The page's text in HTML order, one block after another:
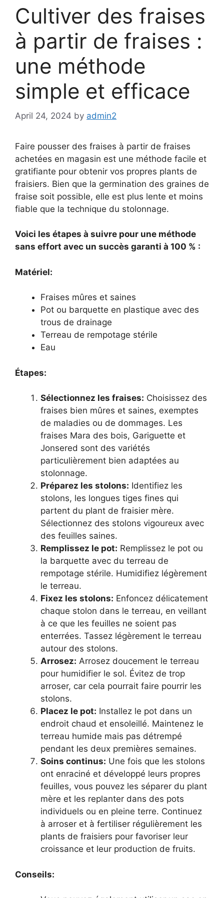
Cultiver des fraises
à partir de fraises :
une méthode
simple et efficace
April 24, 2024 by admin2
Faire pousser des fraises à partir de fraises
achetées en magasin est une méthode facile et
gratifiante pour obtenir vos propres plants de
fraisiers. Bien que la germination des graines de
fraise soit possible, elle est plus lente et moins
fiable que la technique du stolonnage.
Voici les étapes à suivre pour une méthode
sans effort avec un succès garanti à 100 % :
Matériel:
Fraises mûres et saines
Pot ou barquette en plastique avec des
trous de drainage
Terreau de rempotage stérile
Eau
Étapes:
Sélectionnez les fraises: Choisissez des
fraises bien mûres et saines, exemptes
de maladies ou de dommages. Les
fraises Mara des bois, Gariguette et
Jonsered sont des variétés
particulièrement bien adaptées au
stolonnage.
Préparez les stolons: Identifiez les
stolons, les longues tiges fines qui
partent du plant de fraisier mère.
Sélectionnez des stolons vigoureux avec
des feuilles saines.
Remplissez le pot: Remplissez le pot ou
la barquette avec du terreau de
rempotage stérile. Humidifiez légèrement
le terreau.
Fixez les stolons: Enfoncez délicatement
chaque stolon dans le terreau, en veillant
à ce que les feuilles ne soient pas
enterrées. Tassez légèrement le terreau
autour des stolons.
Arrosez: Arrosez doucement le terreau
pour humidifier le sol. Évitez de trop
arroser, car cela pourrait faire pourrir les
stolons.
Placez le pot: Installez le pot dans un
endroit chaud et ensoleillé. Maintenez le
terreau humide mais pas détrempé
pendant les deux premières semaines.
Soins continus: Une fois que les stolons
ont enraciné et développé leurs propres
feuilles, vous pouvez les séparer du plant
mère et les replanter dans des pots
individuels ou en pleine terre. Continuez
à arroser et à fertiliser régulièrement les
plants de fraisiers pour favoriser leur
croissance et leur production de fruits.
Conseils: